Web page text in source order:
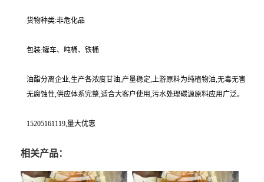
货物种类:非危化品
包装:罐车、吨桶、铁桶
油酯分离企业,生产各浓度甘油,产量稳定,上游原料为纯植物油,无毒无害
无腐蚀性,供应体系完整,适合大客户使用,污水处理碳源原料应用广泛。
15205161119,量大优惠
相关产品：